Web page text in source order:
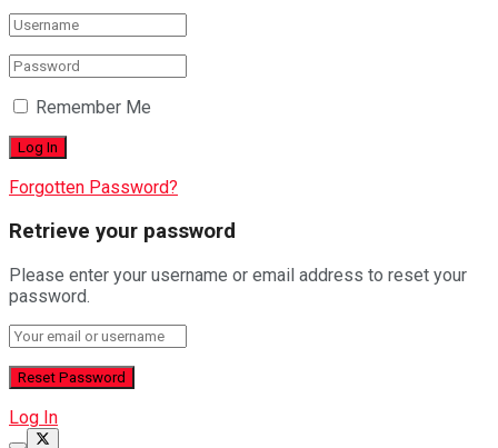
Remember Me
Forgotten Password?
Retrieve your password
Please enter your username or email address to reset your
password.
Log In